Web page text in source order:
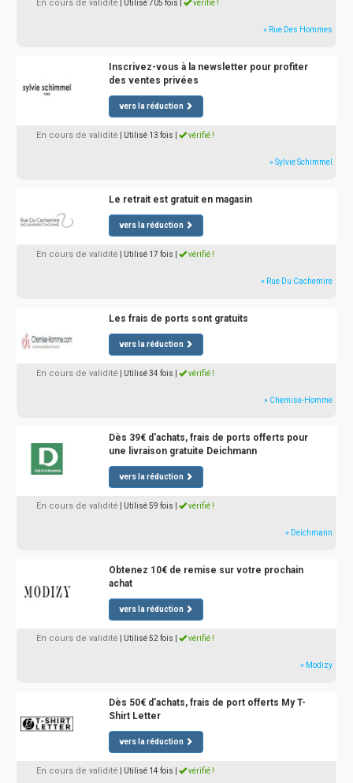
En cours de validité | Utilisé 705 fois vérifié !
» Rue Des Hommes
Inscrivez-vous à la newsletter pour profiter
des ventes privées
vers la réduction
En cours de validité | Utilisé 13 fois vérifié !
» Sylvie Schimmel
Le retrait est gratuit en magasin
vers la réduction
En cours de validité | Utilisé 17 fois vérifié !
» Rue Du Cachemire
Les frais de ports sont gratuits
vers la réduction
En cours de validité | Utilisé 34 fois vérifié !
» Chemise-Homme
Dès 39€ d'achats, frais de ports offerts pour
une livraison gratuite Deichmann
vers la réduction
En cours de validité | Utilisé 59 fois vérifié !
» Deichmann
Obtenez 10€ de remise sur votre prochain
achat
vers la réduction
En cours de validité | Utilisé 52 fois vérifié !
» Modizy
Dès 50€ d'achats, frais de port offerts My T-
Shirt Letter
vers la réduction
En cours de validité | Utilisé 14 fois vérifié !